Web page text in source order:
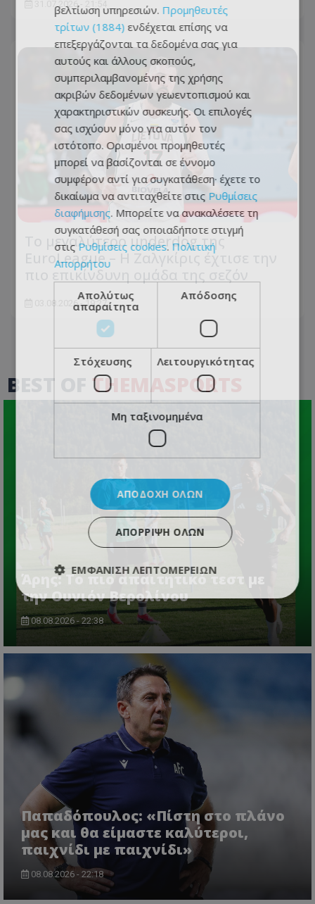
31.07.2026 - 21:54
Το μεγαλύτερο underdog της
EuroLeague – Η Ζαλγκίρις έχτισε την
πιο επικίνδυνη ομάδα της σεζόν
03.08.2026 - 19:27
BEST OF THEMASPORTS
Άρης: Το πιο απαιτητικό τεστ με
την Ουνιόν Βερολίνου
08.08.2026 - 22:38
Παπαδόπουλος: «Πίστη στο πλάνο
μας και θα είμαστε καλύτεροι,
παιχνίδι με παιχνίδι»
08.08.2026 - 22:18
βελτίωση υπηρεσιών. Προμηθευτές
τρίτων (1884) ενδέχεται επίσης να
επεξεργάζονται τα δεδομένα σας για
αυτούς και άλλους σκοπούς,
συμπεριλαμβανομένης της χρήσης
ακριβών δεδομένων γεωεντοπισμού και
χαρακτηριστικών συσκευής. Οι επιλογές
σας ισχύουν μόνο για αυτόν τον
ιστότοπο. Ορισμένοι προμηθευτές
μπορεί να βασίζονται σε έννομο
συμφέρον αντί για συγκατάθεση· έχετε το
δικαίωμα να αντιταχθείτε στις Ρυθμίσεις
διαφήμισης. Μπορείτε να ανακαλέσετε τη
συγκατάθεσή σας οποιαδήποτε στιγμή
στις Ρυθμίσεις cookies. Πολιτική
Απορρήτου
Απολύτως
απαραίτητα
Απόδοσης
Στόχευσης Λειτουργικότητας
Μη ταξινομημένα
ΑΠΟΔΟΧΉ ΌΛΩΝ
ΑΠΌΡΡΙΨΗ ΌΛΩΝ
ΕΜΦΆΝΙΣΗ ΛΕΠΤΟΜΕΡΕΙΏΝ